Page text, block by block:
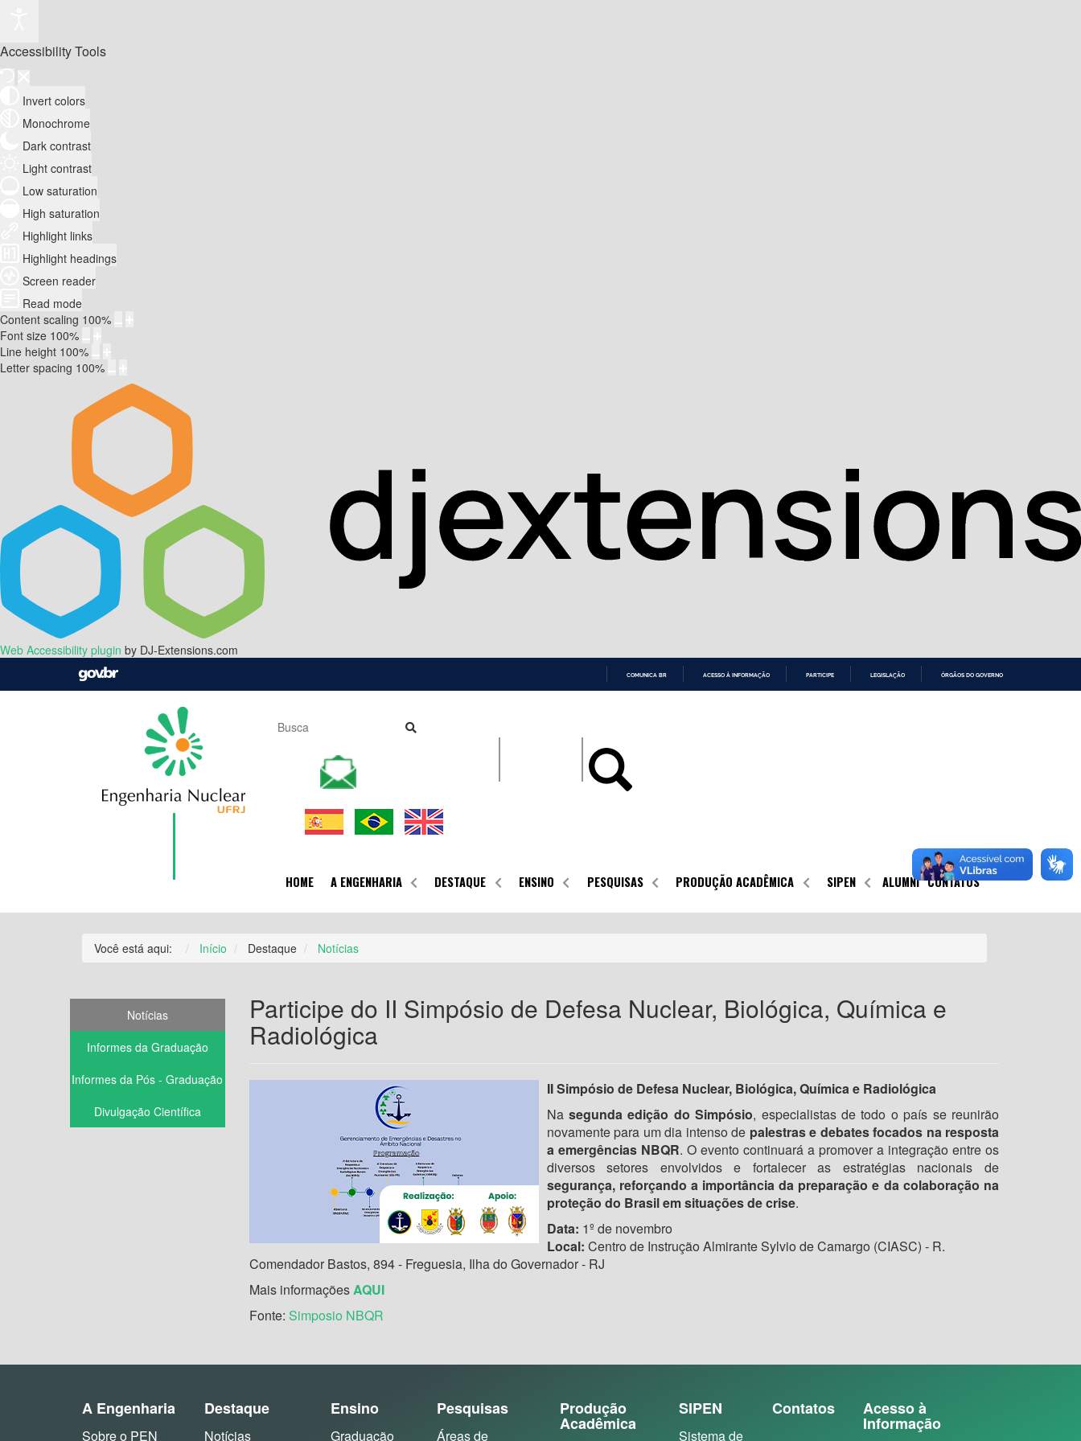
Accessibility Tools
Invert colors
Monochrome
Dark contrast
Light contrast
Low saturation
High saturation
Highlight links
Highlight headings
Screen reader
Read mode
Content scaling 100%
Font size 100%
Line height 100%
Letter spacing 100%
Web Accessibility plugin by DJ-Extensions.com
COMUNICA BR ACESSO À INFORMAÇÃO PARTICIPE LEGISLAÇÃO ÓRGÃOS DO GOVERNO
HOME A ENGENHARIA DESTAQUE ENSINO PESQUISAS PRODUÇÃO ACADÊMICA SIPEN ALUMNI CONTATOS
Você está aqui: Início Destaque Notícias
Notícias
Informes da Graduação
Informes da Pós - Graduação
Divulgação Científica
Participe do II Simpósio de Defesa Nuclear, Biológica, Química e
Radiológica
II Simpósio de Defesa Nuclear, Biológica, Química e Radiológica
Na segunda edição do Simpósio, especialistas de todo o país se reunirão
novamente para um dia intenso de palestras e debates focados na resposta
a emergências NBQR. O evento continuará a promover a integração entre os
diversos setores envolvidos e fortalecer as estratégias nacionais de
segurança, reforçando a importância da preparação e da colaboração na
proteção do Brasil em situações de crise.
Data: 1º de novembro
Local: Centro de Instrução Almirante Sylvio de Camargo (CIASC) - R.
Comendador Bastos, 894 - Freguesia, Ilha do Governador - RJ
Mais informaçõesAQUI
Fonte: Simposio NBQR
A Engenharia
Sobre o PEN
Destaque
Notícias
Ensino
Graduação
Pesquisas
Áreas de
Produção
Acadêmica
SIPEN
Sistema de
Contatos Acesso à
Informação